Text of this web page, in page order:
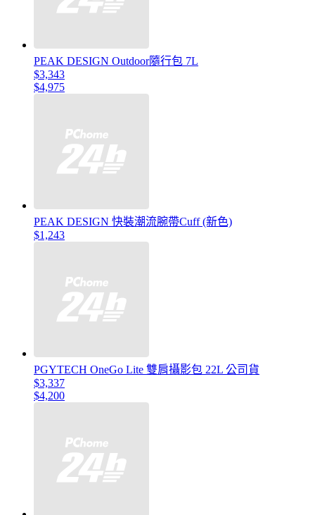
PEAK DESIGN Outdoor隨行包 7L
$3,343
$4,975
PEAK DESIGN 快裝潮流腕帶Cuff (新色)
$1,243
PGYTECH OneGo Lite 雙肩攝影包 22L 公司貨
$3,337
$4,200